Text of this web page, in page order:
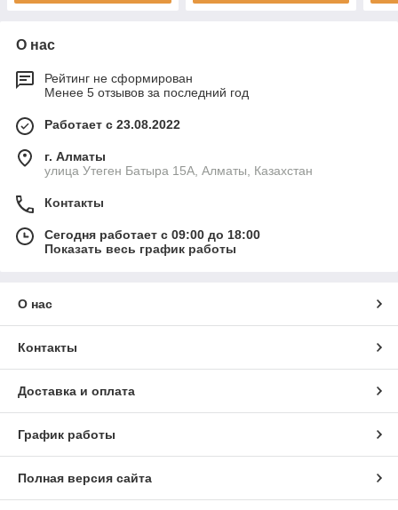
О нас
Рейтинг не сформирован
Менее 5 отзывов за последний год
Работает с 23.08.2022
г. Алматы
улица Утеген Батыра 15А, Алматы, Казахстан
Контакты
Сегодня работает с 09:00 до 18:00
Показать весь график работы
О нас
Контакты
Доставка и оплата
График работы
Полная версия сайта